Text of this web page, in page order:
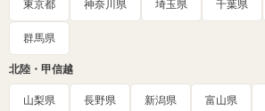
東京都 神奈川県 埼玉県 千葉県
群馬県
北陸・甲信越
山梨県 長野県 新潟県 富山県